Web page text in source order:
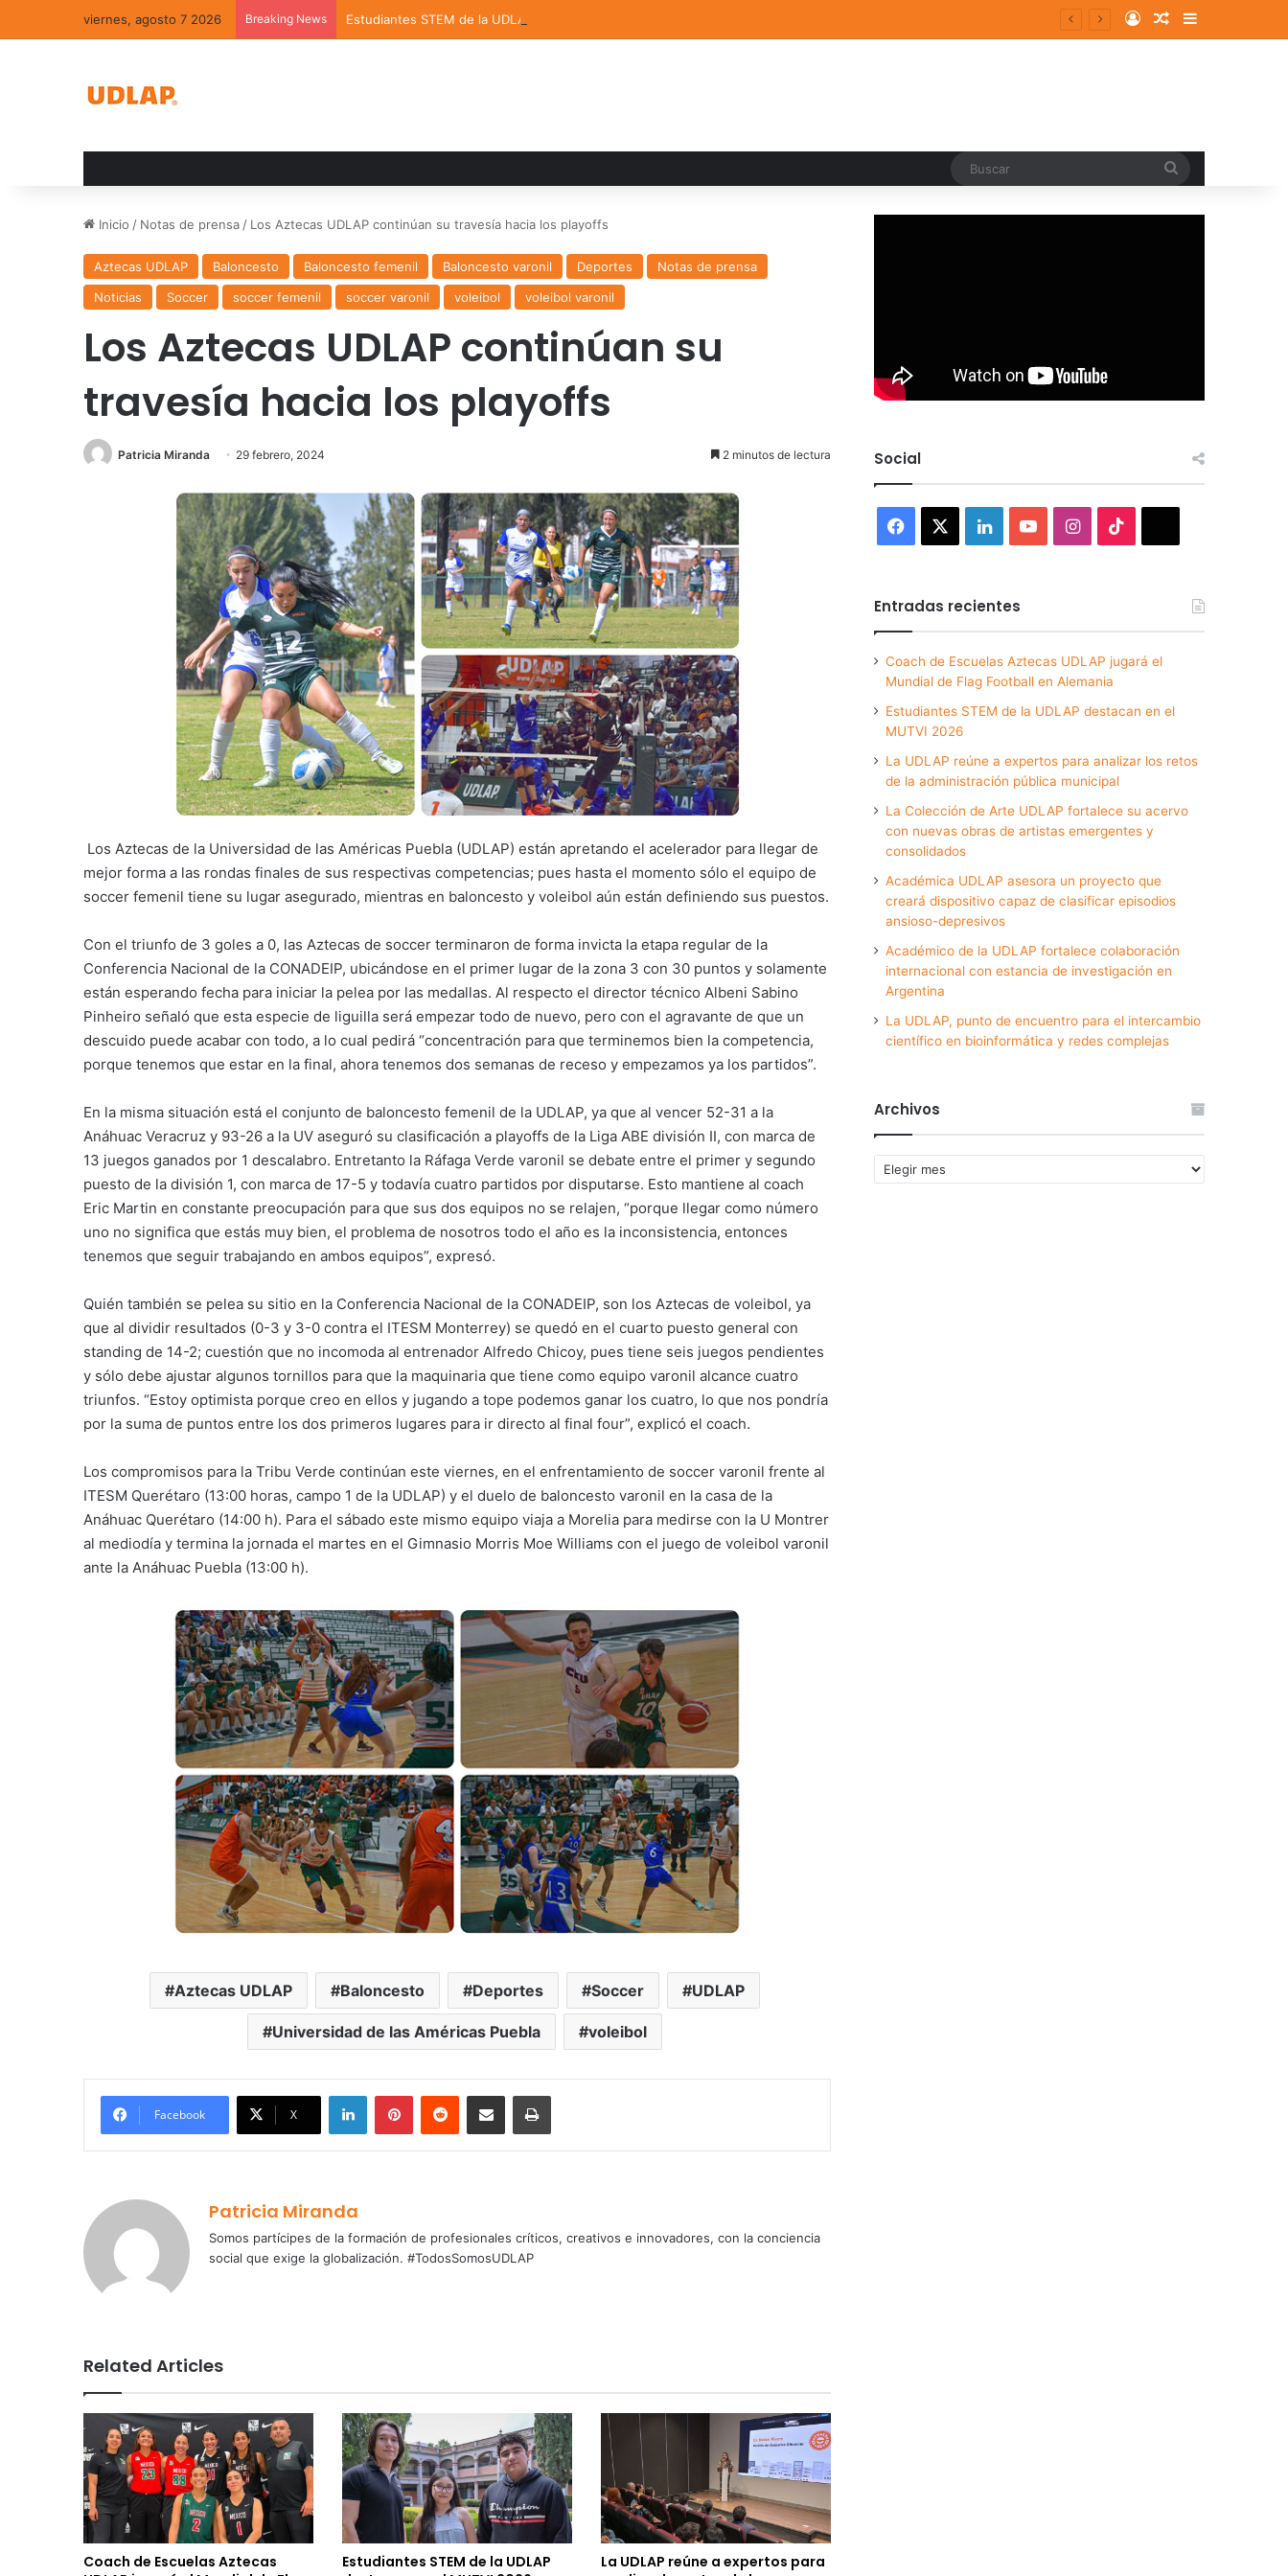
viernes, agosto 7 2026 Breaking News Estudiantes STEM de la UDLAP destacan en el MUTVI 2026 Log InRandom Article
Sidebar
Inicio / Notas de prensa / Los Aztecas UDLAP continúan su travesía hacia los playoffs
Aztecas UDLAP Baloncesto Baloncesto femenil Baloncesto varonil Deportes
Notas de prensa
Noticias
Soccer soccer femenil soccer varonil voleibol voleibol varonil
Los Aztecas UDLAP continúan su
travesía hacia los playoffs
Patricia Miranda 29 febrero, 2024 2 minutos de lectura
Los Aztecas de la Universidad de las Américas Puebla (UDLAP) están apretando el acelerador para llegar de
mejor forma a las rondas finales de sus respectivas competencias; pues hasta el momento sólo el equipo de
soccer femenil tiene su lugar asegurado, mientras en baloncesto y voleibol aún están definiendo sus puestos.
Con el triunfo de 3 goles a 0, las Aztecas de soccer terminaron de forma invicta la etapa regular de la
Conferencia Nacional de la CONADEIP, ubicándose en el primer lugar de la zona 3 con 30 puntos y solamente
están esperando fecha para iniciar la pelea por las medallas. Al respecto el director técnico Albeni Sabino
Pinheiro señaló que esta especie de liguilla será empezar todo de nuevo, pero con el agravante de que un
descuido puede acabar con todo, a lo cual pedirá “concentración para que terminemos bien la competencia,
porque tenemos que estar en la final, ahora tenemos dos semanas de receso y empezamos ya los partidos”.
En la misma situación está el conjunto de baloncesto femenil de la UDLAP, ya que al vencer 52-31 a la
Anáhuac Veracruz y 93-26 a la UV aseguró su clasificación a playoffs de la Liga ABE división II, con marca de
13 juegos ganados por 1 descalabro. Entretanto la Ráfaga Verde varonil se debate entre el primer y segundo
puesto de la división 1, con marca de 17-5 y todavía cuatro partidos por disputarse. Esto mantiene al coach
Eric Martin en constante preocupación para que sus dos equipos no se relajen, “porque llegar como número
uno no significa que estás muy bien, el problema de nosotros todo el año es la inconsistencia, entonces
tenemos que seguir trabajando en ambos equipos”, expresó.
Quién también se pelea su sitio en la Conferencia Nacional de la CONADEIP, son los Aztecas de voleibol, ya
que al dividir resultados (0-3 y 3-0 contra el ITESM Monterrey) se quedó en el cuarto puesto general con
standing de 14-2; cuestión que no incomoda al entrenador Alfredo Chicoy, pues tiene seis juegos pendientes
y sólo debe ajustar algunos tornillos para que la maquinaria que tiene como equipo varonil alcance cuatro
triunfos. “Estoy optimista porque creo en ellos y jugando a tope podemos ganar los cuatro, lo que nos pondría
por la suma de puntos entre los dos primeros lugares para ir directo al final four”, explicó el coach.
Los compromisos para la Tribu Verde continúan este viernes, en el enfrentamiento de soccer varonil frente al
ITESM Querétaro (13:00 horas, campo 1 de la UDLAP) y el duelo de baloncesto varonil en la casa de la
Anáhuac Querétaro (14:00 h). Para el sábado este mismo equipo viaja a Morelia para medirse con la U Montrer
al mediodía y termina la jornada el martes en el Gimnasio Morris Moe Williams con el juego de voleibol varonil
ante la Anáhuac Puebla (13:00 h).
Aztecas UDLAP Baloncesto Deportes Soccer UDLAP
Universidad de las Américas Puebla voleibol
Facebook X
LinkedInPinterestReddit Share via Email Print
Patricia Miranda
Somos partícipes de la formación de profesionales críticos, creativos e innovadores, con la conciencia
social que exige la globalización. #TodosSomosUDLAP
Related Articles
Coach de Escuelas Aztecas
Estudiantes STEM de la UDLAP
La UDLAP reúne a expertos para
Social
Facebook LinkedInYouTubeInstagram
Entradas recientes
Coach de Escuelas Aztecas UDLAP jugará el
Mundial de Flag Football en Alemania
Estudiantes STEM de la UDLAP destacan en el
MUTVI 2026
La UDLAP reúne a expertos para analizar los retos
de la administración pública municipal
La Colección de Arte UDLAP fortalece su acervo
con nuevas obras de artistas emergentes y
consolidados
Académica UDLAP asesora un proyecto que
creará dispositivo capaz de clasificar episodios
ansioso-depresivos
Académico de la UDLAP fortalece colaboración
internacional con estancia de investigación en
Argentina
La UDLAP, punto de encuentro para el intercambio
científico en bioinformática y redes complejas
Archivos
Archivos